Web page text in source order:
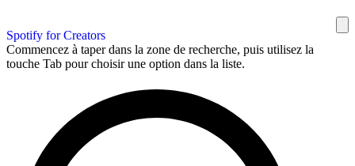
Spotify for Creators
Commencez à taper dans la zone de recherche, puis utilisez la
touche Tab pour choisir une option dans la liste.